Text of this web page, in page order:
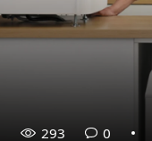
293 0